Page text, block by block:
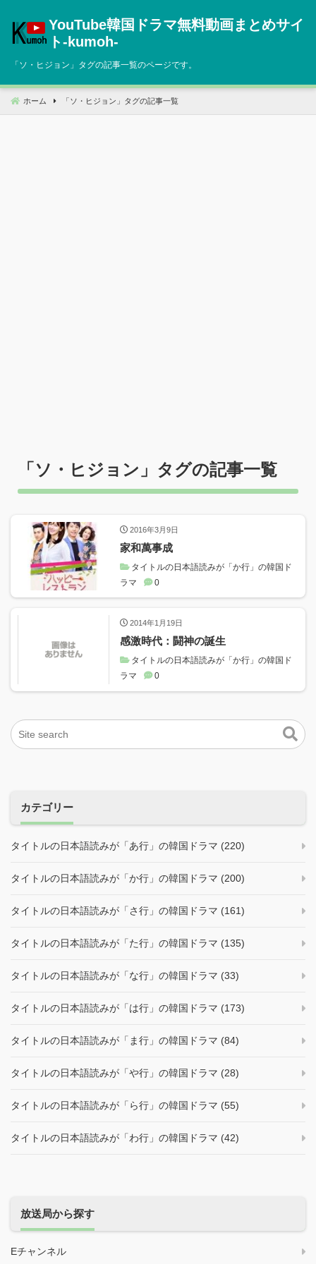
へ
動
YouTube韓国ドラマ無料動画まとめサイ
ト‐kumoh‐
「ソ・ヒジョン 」タグの記事一覧のページです。
ホーム 「 ソ・ヒジョン 」タグの記事一覧
「ソ・ヒジョン 」タグの記事一覧
2016年3月9日
家和萬事成
タイトルの日本語読みが「か行」の韓国ド
ラマ
0
2014年1月19日
感激時代：闘神の誕生
タイトルの日本語読みが「か行」の韓国ド
ラマ
0
カテゴリー
タイトルの日本語読みが「あ行」の韓国ドラマ (220)
タイトルの日本語読みが「か行」の韓国ドラマ (200)
タイトルの日本語読みが「さ行」の韓国ドラマ (161)
タイトルの日本語読みが「た行」の韓国ドラマ (135)
タイトルの日本語読みが「な行」の韓国ドラマ (33)
タイトルの日本語読みが「は行」の韓国ドラマ (173)
タイトルの日本語読みが「ま行」の韓国ドラマ (84)
タイトルの日本語読みが「や行」の韓国ドラマ (28)
タイトルの日本語読みが「ら行」の韓国ドラマ (55)
タイトルの日本語読みが「わ行」の韓国ドラマ (42)
放送局から探す
Eチャンネル